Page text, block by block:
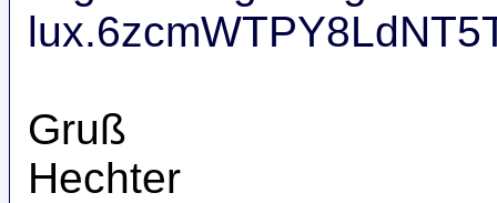
Gruß
Hechter